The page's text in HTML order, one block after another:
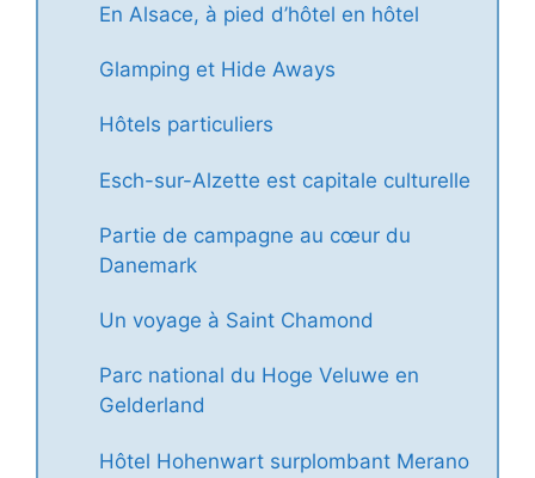
En Alsace, à pied d’hôtel en hôtel
Glamping et Hide Aways
Hôtels particuliers
Esch-sur-Alzette est capitale culturelle
Partie de campagne au cœur du
Danemark
Un voyage à Saint Chamond
Parc national du Hoge Veluwe en
Gelderland
Hôtel Hohenwart surplombant Merano